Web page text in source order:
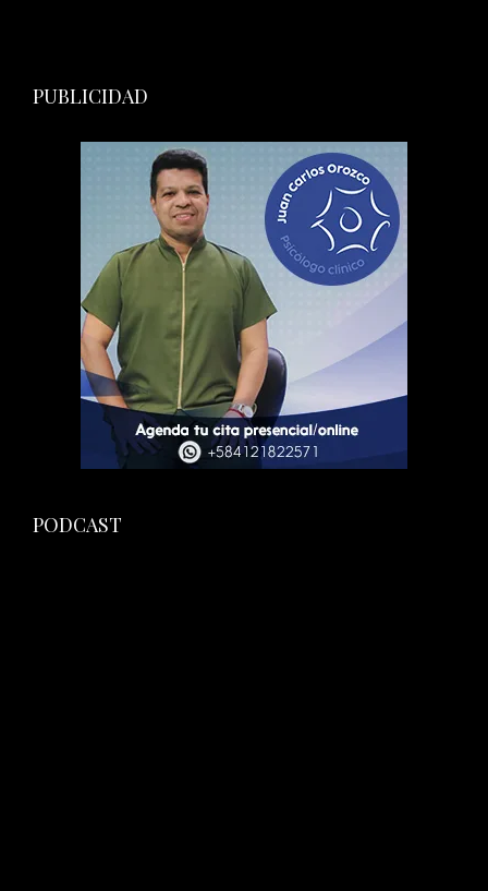
PUBLICIDAD
PODCAST